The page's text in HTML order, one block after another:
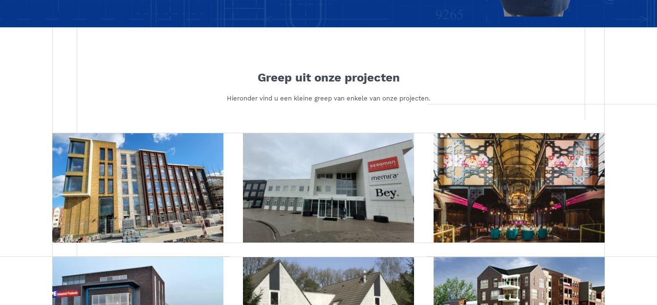
Greep uit onze projecten
Hieronder vind u een kleine greep van enkele van onze projecten.